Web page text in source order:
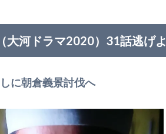
大河ドラマ2020）31話逃げ
に朝倉義景討伐へ